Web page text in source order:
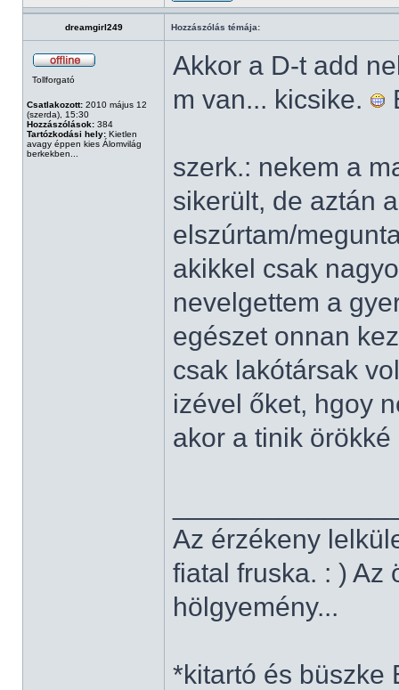
dreamgirl249 Hozzászólás témája:
Tollforgató
Csatlakozott: 2010 május 12
(szerda), 15:30
Hozzászólások: 384
Tartózkodási hely: Kietlen
avagy éppen kies Álomvilág
berkekben...
Akkor a D-t add
m van... kicsike.
szerk.: nekem a
sikerült, de aztán
elszúrtam/
akikkel csak
nevelgettem a
egészet onnan
csak lakótársak
izével őket, hgoy
akor a tinik
Az érzékeny
fiatal fruska. : ) Az
hölgyemény...
*kitartó és büszke